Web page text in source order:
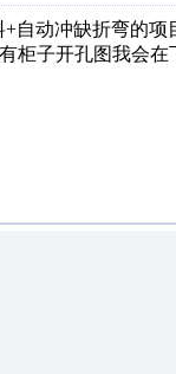
自动冲缺折弯的
柜子开孔图我会